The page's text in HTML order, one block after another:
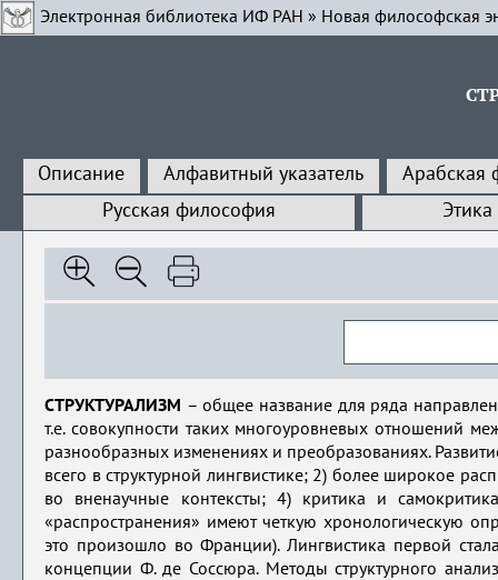
Электронная библиотека ИФ РАН » Новая философская
Описание Алфавитный указатель
Арабская
Русская философия
Этика
СТРУКТУРАЛИЗМ – общее название для ряда
т.е. совокупности таких многоуровневых отношений
разнообразных изменениях и преобразованиях.
всего в структурной лингвистике; 2) более широкое
во вненаучные контексты; 4) критика и
«распространения» имеют четкую хронологическую
это произошло во Франции). Лингвистика первой
концепции Ф. де Соссюра. Методы структурного